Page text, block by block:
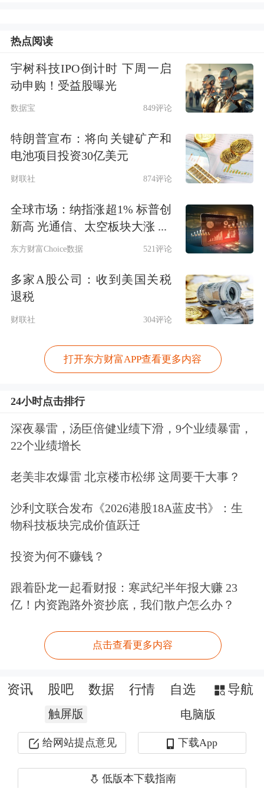
热点阅读
宇树科技IPO倒计时 下周一启
动申购！受益股曝光
数据宝 849评论
特朗普宣布：将向关键矿产和
电池项目投资30亿美元
财联社 874评论
全球市场：纳指涨超1% 标普创
新高 光通信、太空板块大涨 ...
东方财富Choice数据 521评论
多家A股公司：收到美国关税
退税
财联社 304评论
打开东方财富APP查看更多内容
24小时点击排行
深夜暴雷，汤臣倍健业绩下滑，9个业绩暴雷，
22个业绩增长
老美非农爆雷 北京楼市松绑 这周要干大事？
沙利文联合发布《2026港股18A蓝皮书》：生
物科技板块完成价值跃迁
投资为何不赚钱？
跟着卧龙一起看财报：寒武纪半年报大赚 23
亿！内资跑路外资抄底，我们散户怎么办？
点击查看更多内容
资讯 股吧 数据 行情 自选 导航
触屏版 电脑版
给网站提点意见 下载App
低版本下载指南